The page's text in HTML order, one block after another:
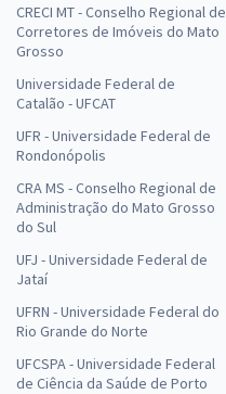
CRECI MT - Conselho Regional de
Corretores de Imóveis do Mato
Grosso
Universidade Federal de
Catalão - UFCAT
UFR - Universidade Federal de
Rondonópolis
CRA MS - Conselho Regional de
Administração do Mato Grosso
do Sul
UFJ - Universidade Federal de
Jataí
UFRN - Universidade Federal do
Rio Grande do Norte
UFCSPA - Universidade Federal
de Ciência da Saúde de Porto